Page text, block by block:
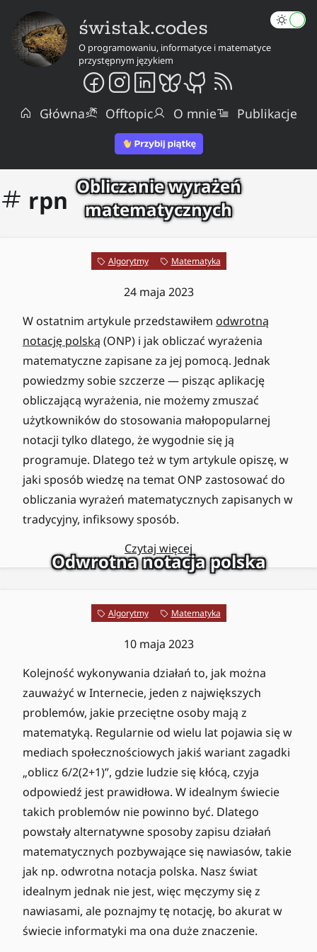
świstak.codes
O programowaniu, informatyce i matematyce
przystępnym językiem
Główna Offtopic O mnie Publikacje
rpn Obliczanie wyrażeń
matematycznych
Algorytmy Matematyka
24 maja 2023
W ostatnim artykule przedstawiłem odwrotną
notację polską (ONP) i jak obliczać wyrażenia
matematyczne zapisane za jej pomocą. Jednak
powiedzmy sobie szczerze — pisząc aplikację
obliczającą wyrażenia, nie możemy zmuszać
użytkowników do stosowania małopopularnej
notacji tylko dlatego, że wygodnie się ją
programuje. Dlatego też w tym artykule opiszę, w
jaki sposób wiedzę na temat ONP zastosować do
obliczania wyrażeń matematycznych zapisanych w
tradycyjny, infiksowy sposób.
Czytaj więcej
Odwrotna notacja polska
Algorytmy Matematyka
10 maja 2023
Kolejność wykonywania działań to, jak można
zauważyć w Internecie, jeden z największych
problemów, jakie przeciętne osoby mają z
matematyką. Regularnie od wielu lat pojawia się w
mediach społecznościowych jakiś wariant zagadki
„oblicz 6/2(2+1)”, gdzie ludzie się kłócą, czyja
odpowiedź jest prawidłowa. W idealnym świecie
takich problemów nie powinno być. Dlatego
powstały alternatywne sposoby zapisu działań
matematycznych pozbywające się nawiasów, takie
jak np. odwrotna notacja polska. Nasz świat
idealnym jednak nie jest, więc męczymy się z
nawiasami, ale poznajmy tę notację, bo akurat w
świecie informatyki ma ona duże znaczenie.